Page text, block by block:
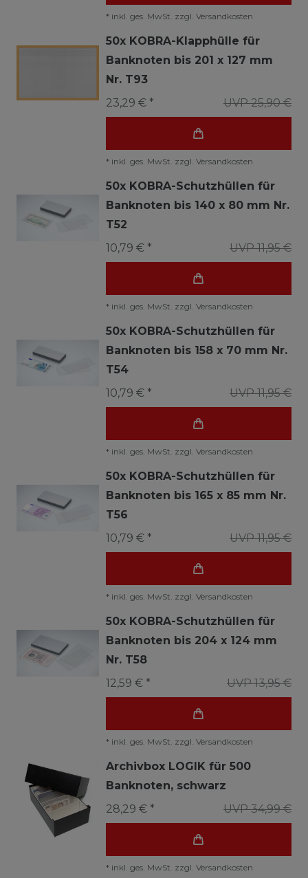
* inkl. ges. MwSt. zzgl. Versandkosten
50x KOBRA-Klapphülle für
Banknoten bis 201 x 127 mm
Nr. T93
UVP 25,90 €
23,29 € *
* inkl. ges. MwSt. zzgl. Versandkosten
50x KOBRA-Schutzhüllen für
Banknoten bis 140 x 80 mm Nr.
T52
UVP 11,95 €
10,79 € *
* inkl. ges. MwSt. zzgl. Versandkosten
50x KOBRA-Schutzhüllen für
Banknoten bis 158 x 70 mm Nr.
T54
UVP 11,95 €
10,79 € *
* inkl. ges. MwSt. zzgl. Versandkosten
50x KOBRA-Schutzhüllen für
Banknoten bis 165 x 85 mm Nr.
T56
UVP 11,95 €
10,79 € *
* inkl. ges. MwSt. zzgl. Versandkosten
50x KOBRA-Schutzhüllen für
Banknoten bis 204 x 124 mm
Nr. T58
UVP 13,95 €
12,59 € *
* inkl. ges. MwSt. zzgl. Versandkosten
Archivbox LOGIK für 500
Banknoten, schwarz
UVP 34,99 €
28,29 € *
* inkl. ges. MwSt. zzgl. Versandkosten